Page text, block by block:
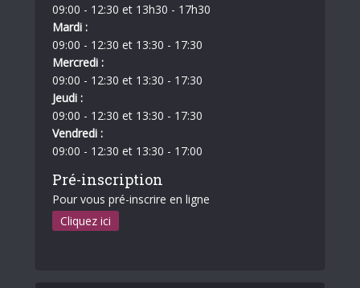
09:00 - 12:30 et 13h30 - 17h30
Mardi :
09:00 - 12:30 et 13:30 - 17:30
Mercredi :
09:00 - 12:30 et 13:30 - 17:30
Jeudi :
09:00 - 12:30 et 13:30 - 17:30
Vendredi :
09:00 - 12:30 et 13:30 - 17:00
Pré-inscription
Pour vous pré-inscrire en ligne
Cliquez ici